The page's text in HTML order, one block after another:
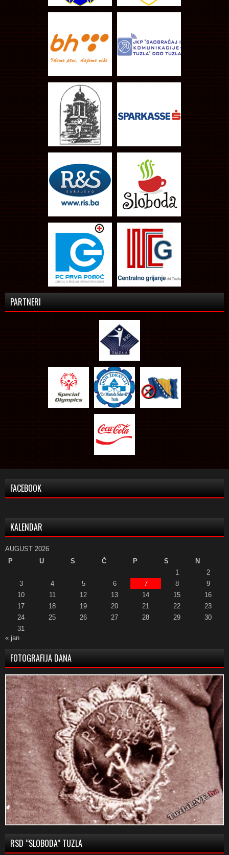
PARTNERI
FACEBOOK
KALENDAR
AUGUST 2026
P
U S Č P S
N
1
2
3
4 5 6 7 8
9
10
11 12 13 14 15
16
17
18 19 20 21 22
23
24
25 26 27 28 29
30
31
« jan
FOTOGRAFIJA DANA
RSD “SLOBODA” TUZLA